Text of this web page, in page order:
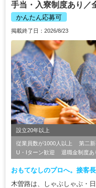
手当・入寮制度あり
かんたん応募可
掲載終了日：2026/8/23
設立20年以上
従業員数が1000人以上 第二
U・Iターン歓迎
退職金制度あ
おもてなしのプロへ。接客
木曽路は、しゃぶしゃぶ・